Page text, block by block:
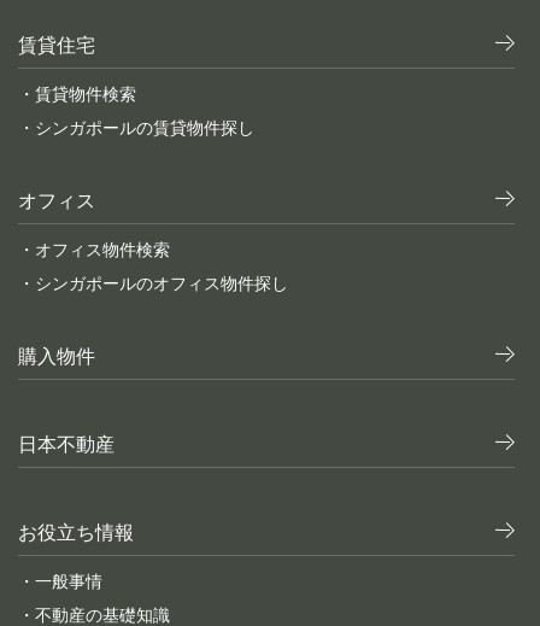
賃貸住宅
・賃貸物件検索
・シンガポールの賃貸物件探し
オフィス
・オフィス物件検索
・シンガポールのオフィス物件探し
購入物件
日本不動産
お役立ち情報
・一般事情
・不動産の基礎知識